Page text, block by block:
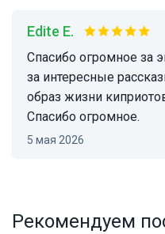
Edite E.
Спасибо огромное за экскурссию, гиду Валентинe
за интересные
образ жизни
Спасибо огромное.
5 мая 2026
Рекомендуем